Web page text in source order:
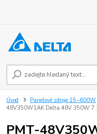
Úvod Panelové zdroje 15~600W
48V350W1AK Delta 48V 350W
PMT-